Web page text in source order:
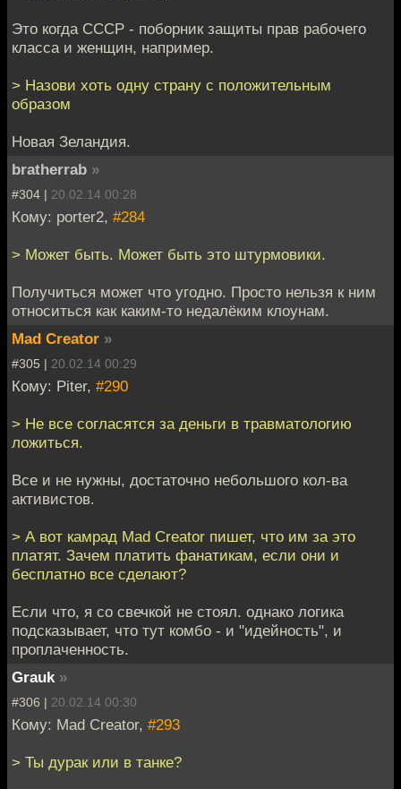
Это когда СССР - поборник защиты прав рабочего
класса и женщин, например.
> Назови хоть одну страну с положительным
образом
Новая Зеландия.
bratherrab »
#304 | 20.02.14 00:28
Кому: porter2, #284
> Может быть. Может быть это штурмовики.
Получиться может что угодно. Просто нельзя к ним
относиться как каким-то недалёким клоунам.
Mad Creator »
#305 | 20.02.14 00:29
Кому: Piter, #290
> Не все согласятся за деньги в травматологию
ложиться.
Все и не нужны, достаточно небольшого кол-ва
активистов.
> А вот камрад Mad Creator пишет, что им за это
платят. Зачем платить фанатикам, если они и
бесплатно все сделают?
Если что, я со свечкой не стоял. однако логика
подсказывает, что тут комбо - и "идейность", и
проплаченность.
Grauk »
#306 | 20.02.14 00:30
Кому: Mad Creator, #293
> Ты дурак или в танке?